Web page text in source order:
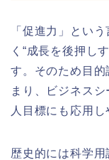
「促進力」とい
く“成長を後押し
す。そのため目
まり、ビジネス
人目標にも応用し
歴史的には科学